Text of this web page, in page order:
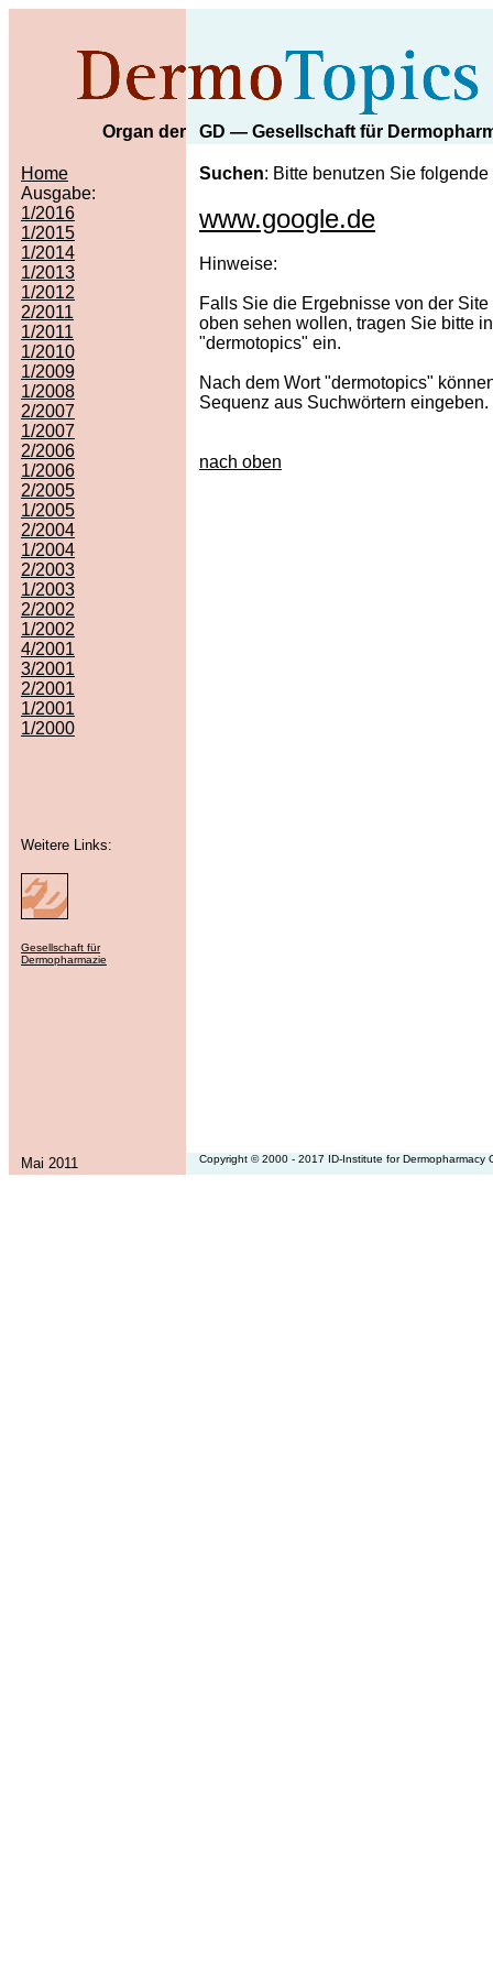
Organ der GD — Gesellschaft für
Home
Ausgabe:
1/2016
1/2015
1/2014
1/2013
1/2012
2/2011
1/2011
1/2010
1/2009
1/2008
2/2007
1/2007
2/2006
1/2006
2/2005
1/2005
2/2004
1/2004
2/2003
1/2003
2/2002
1/2002
4/2001
3/2001
2/2001
1/2001
1/2000
Weitere Links:
Gesellschaft für
Dermopharmazie
Suchen: Bitte benutzen Sie
www.google.de
Hinweise:
Falls Sie die Ergebnisse von der
oben sehen wollen, tragen Sie bitte
"dermotopics" ein.
Nach dem Wort "dermotopics"
Sequenz aus Suchwörtern eingeben.
nach oben
Mai 2011 Copyright © 2000 - 2017 ID-Institute for Dermopharmacy